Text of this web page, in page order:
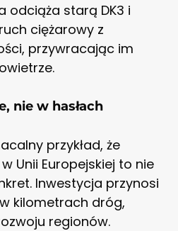
odciąża starą DK3 i
ciężarowy z
przywracając im
nie w hasłach
przykład, że
Unii Europejskiej to nie
Inwestycja przynosi
kilometrach dróg,
regionów.